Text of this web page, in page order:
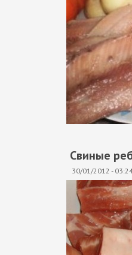
Свиные
30/01/2012 -